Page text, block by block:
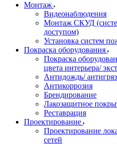
Монтаж
Видеонаблюдения
Монтаж СКУД
доступом)
Установка систем
Покраска оборудования
Покраска
цвета интерьера/
Антидождь/
Антикоррозия
Брендирование
Лакозащитное
Реставрация
Проектирование
Проектирование
сетей